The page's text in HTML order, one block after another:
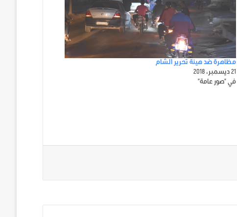
مظاهرة ضد هيئة تحرير الشام
21 ديسمبر، 2018
في "صور عامة"